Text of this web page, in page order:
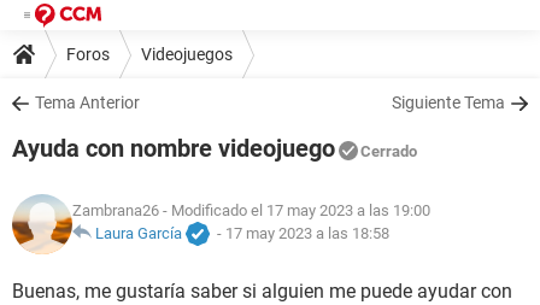
Foros Videojuegos
Tema Anterior Siguiente Tema
Ayuda con nombre videojuego Cerrado
Zambrana26 - Modificado el 17 may 2023 a las 19:00
Laura García
- 17 may 2023 a las 18:58
Buenas, me gustaría saber si alguien me puede ayudar con